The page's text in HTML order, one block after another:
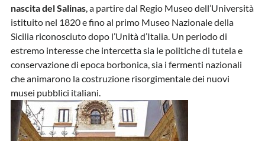
nascita del Salinas, a partire dal Regio Museo dell’Università
istituito nel 1820 e fino al primo Museo Nazionale della
Sicilia riconosciuto dopo l’Unità d’Italia. Un periodo di
estremo interesse che intercetta sia le politiche di tutela e
conservazione di epoca borbonica, sia i fermenti nazionali
che animarono la costruzione risorgimentale dei nuovi
musei pubblici italiani.